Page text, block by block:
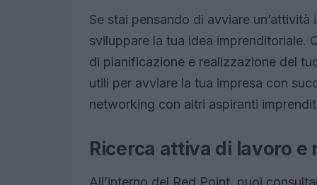
Se stai pensando di avviare
sviluppare la tua idea imprenditoriale.
di pianificazione e realizzazione del
utili per avviare la tua impresa con
networking con altri aspiranti
Ricerca attiva di lavoro